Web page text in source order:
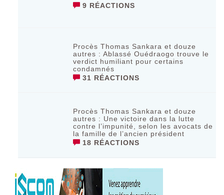
9 RÉACTIONS
Procès Thomas Sankara et douze
autres : Ablassé Ouédraogo trouve le
verdict humiliant pour certains
condamnés
31 RÉACTIONS
Procès Thomas Sankara et douze
autres : Une victoire dans la lutte
contre l’impunité, selon les avocats de
la famille de l’ancien président
18 RÉACTIONS